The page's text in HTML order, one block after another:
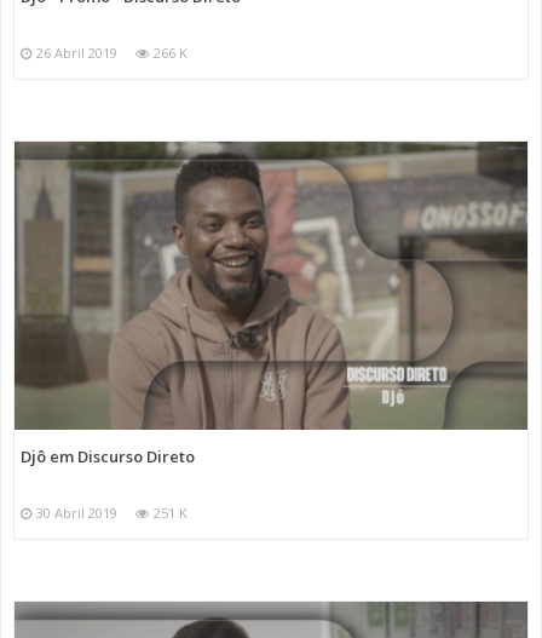
26 Abril 2019 266 K
Djô em Discurso Direto
30 Abril 2019 251 K